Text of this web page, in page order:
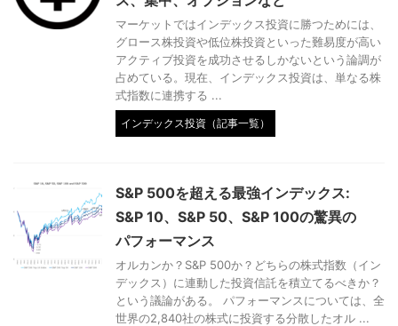
マーケットではインデックス投資に勝つためには、
グロース株投資や低位株投資といった難易度が高い
アクティブ投資を成功させるしかないという論調が
占めている。現在、インデックス投資は、単なる株
式指数に連携する ...
インデックス投資（記事一覧）
S&P 500を超える最強インデックス:
S&P 10、S&P 50、S&P 100の驚異の
パフォーマンス
オルカンか？S&P 500か？どちらの株式指数（イン
デックス）に連動した投資信託を積立てるべきか？
という議論がある。 パフォーマンスについては、全
世界の2,840社の株式に投資する分散したオル ...